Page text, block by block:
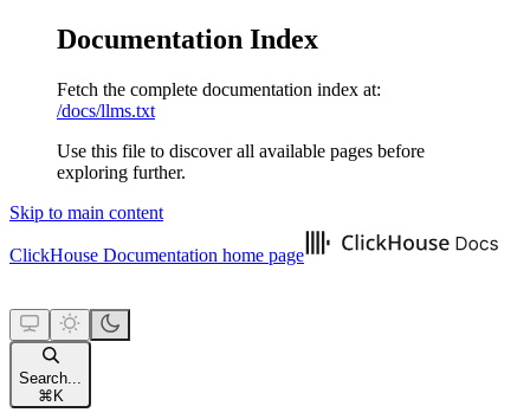
Documentation Index
Fetch the complete documentation index at:
/docs/llms.txt
Use this file to discover all available pages before
exploring further.
Skip to main content
ClickHouse Documentation home page
Search...
⌘ K